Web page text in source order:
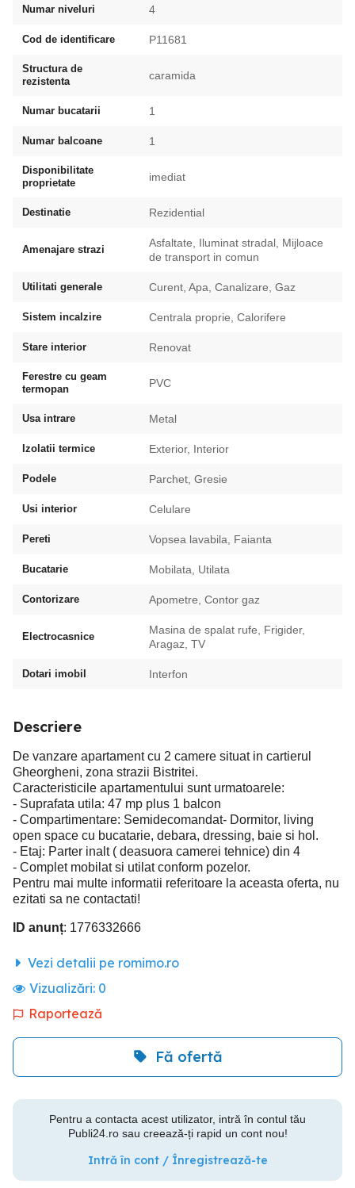
Numar niveluri 4
Cod de identificare P11681
Structura de
rezistenta
caramida
Numar bucatarii 1
Numar balcoane 1
Disponibilitate
proprietate
imediat
Destinatie Rezidential
Amenajare strazi
Asfaltate, Iluminat stradal, Mijloace
de transport in comun
Utilitati generale Curent, Apa, Canalizare, Gaz
Sistem incalzire Centrala proprie, Calorifere
Stare interior Renovat
Ferestre cu geam
termopan
PVC
Usa intrare Metal
Izolatii termice Exterior, Interior
Podele Parchet, Gresie
Usi interior Celulare
Pereti Vopsea lavabila, Faianta
Bucatarie Mobilata, Utilata
Contorizare Apometre, Contor gaz
Electrocasnice
Masina de spalat rufe, Frigider,
Aragaz, TV
Dotari imobil Interfon
Descriere
De vanzare apartament cu 2 camere situat in cartierul
Gheorgheni, zona strazii Bistritei.
Caracteristicile apartamentului sunt urmatoarele:
- Suprafata utila: 47 mp plus 1 balcon
- Compartimentare: Semidecomandat- Dormitor, living
open space cu bucatarie, debara, dressing, baie si hol.
- Etaj: Parter inalt ( deasuora camerei tehnice) din 4
- Complet mobilat si utilat conform pozelor.
Pentru mai multe informatii referitoare la aceasta oferta, nu
ezitati sa ne contactati!
ID anunț: 1776332666
Vezi detalii pe romimo.ro
Vizualizări: 0
Raportează
Fă ofertă
Pentru a contacta acest utilizator, intră în contul tău
Publi24.ro sau creează-ți rapid un cont nou!
Intră în cont / Înregistrează-te